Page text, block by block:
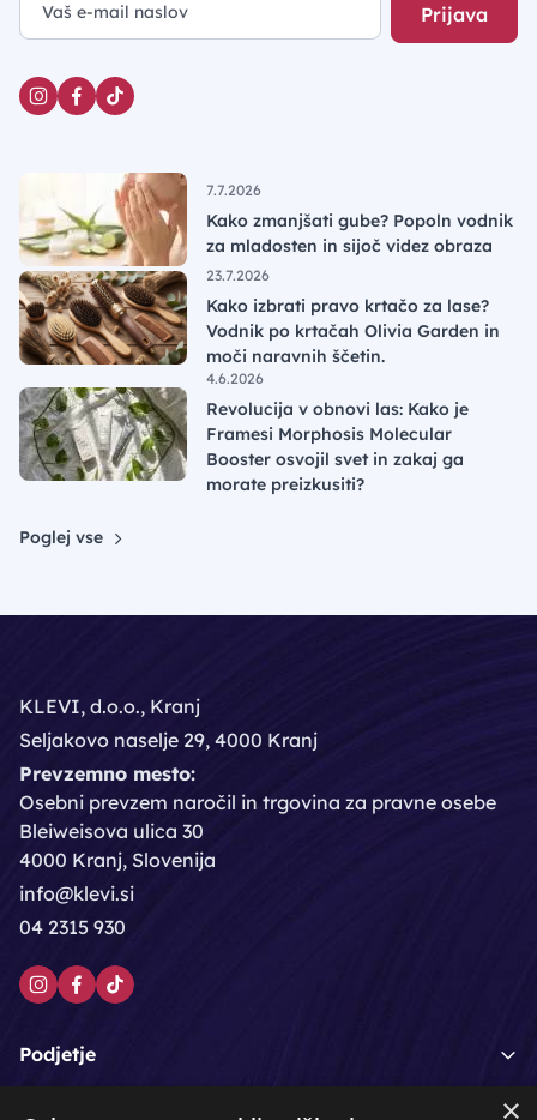
Prijava
7.7.2026
Kako zmanjšati gube? Popoln vodnik
za mladosten in sijoč videz obraza
23.7.2026
Kako izbrati pravo krtačo za lase?
Vodnik po krtačah Olivia Garden in
moči naravnih ščetin.
4.6.2026
Revolucija v obnovi las: Kako je
Framesi Morphosis Molecular
Booster osvojil svet in zakaj ga
morate preizkusiti?
Poglej vse
KLEVI, d.o.o., Kranj
Seljakovo naselje 29, 4000 Kranj
Prevzemno mesto:
Osebni prevzem naročil in trgovina za pravne osebe
Bleiweisova ulica 30
4000 Kranj, Slovenija
info@klevi.si
04 2315 930
Podjetje
×